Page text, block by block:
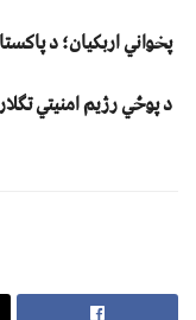
پخواني اربکیان؛ د
د پوځي رژیم امنیتي